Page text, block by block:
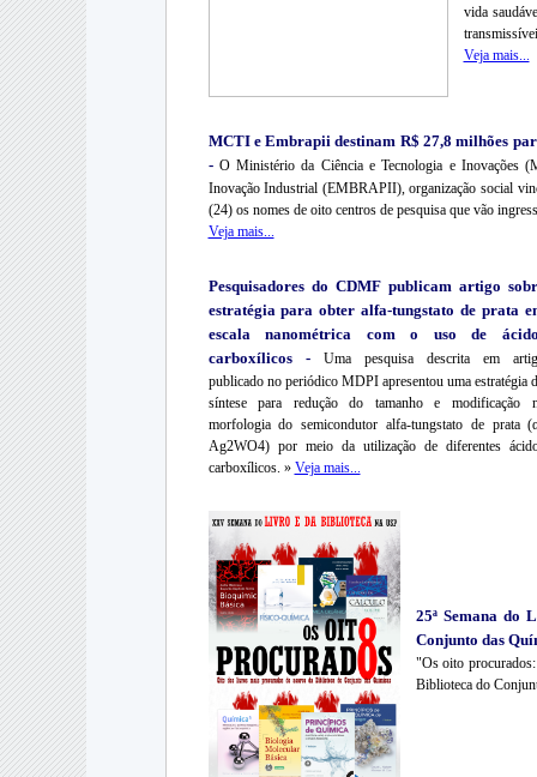
vida
Veja mais...
MCTI e Embrapii destinam R$ 27,8 milhões
- O Ministério da Ciência e Tecnologia e Inovações
Inovação Industrial (EMBRAPII), organização social
(24) os nomes de oito centros de pesquisa que vão
Veja mais...
Pesquisadores do CDMF publicam artigo
estratégia para obter alfa-tungstato de prata
escala nanométrica com o uso de
carboxílicos - Uma pesquisa descrita em
publicado no periódico MDPI apresentou uma estratégia
síntese para redução do tamanho e modificação
morfologia do semicondutor alfa-tungstato de prata
Ag2WO4) por meio da utilização de diferentes
carboxílicos. » Veja mais...
25ª Semana do
Conjunto das
"Os oito
Biblioteca do